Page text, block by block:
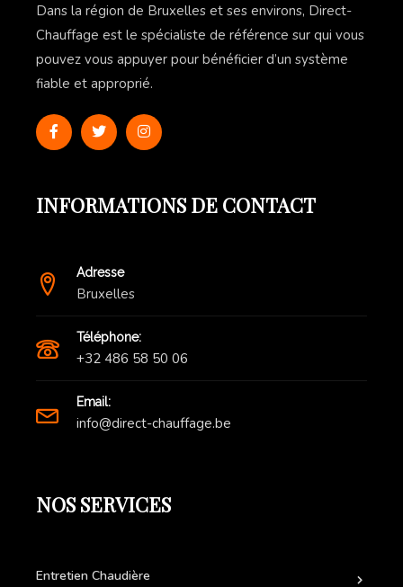
Dans la région de Bruxelles et ses environs, Direct-
Chauffage est le spécialiste de référence sur qui vous
pouvez vous appuyer pour bénéficier d’un système
fiable et approprié.
INFORMATIONS DE CONTACT
Adresse
Bruxelles
Téléphone:
+32 486 58 50 06
Email:
info@direct-chauffage.be
NOS SERVICES
Entretien Chaudière